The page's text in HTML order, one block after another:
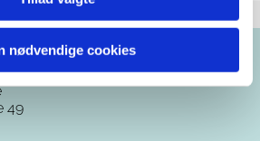
nødvendige cookies
49